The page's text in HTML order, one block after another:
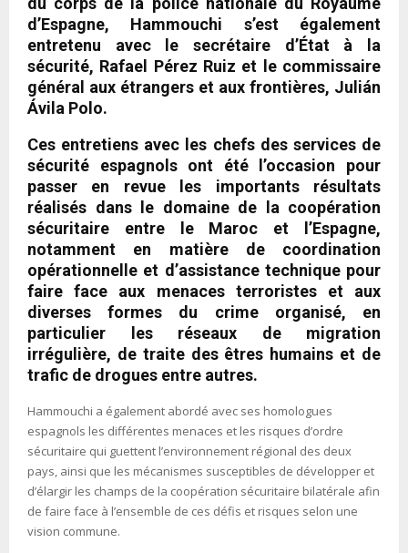
d’Espagne, Hammouchi s’est également
entretenu avec le secrétaire d’État à la
sécurité, Rafael Pérez Ruiz et le commissaire
général aux étrangers et aux frontières, Julián
Ávila Polo.
Ces entretiens avec les chefs des services de
sécurité espagnols ont été l’occasion pour
passer en revue les importants résultats
réalisés dans le domaine de la coopération
sécuritaire entre le Maroc et l’Espagne,
notamment en matière de coordination
opérationnelle et d’assistance technique pour
faire face aux menaces terroristes et aux
diverses formes du crime organisé, en
particulier les réseaux de migration
irrégulière, de traite des êtres humains et de
trafic de drogues entre autres.
Hammouchi a également abordé avec ses homologues
espagnols les différentes menaces et les risques d’ordre
sécuritaire qui guettent l’environnement régional des deux
pays, ainsi que les mécanismes susceptibles de développer et
d’élargir les champs de la coopération sécuritaire bilatérale afin
de faire face à l’ensemble de ces défis et risques selon une
vision commune.